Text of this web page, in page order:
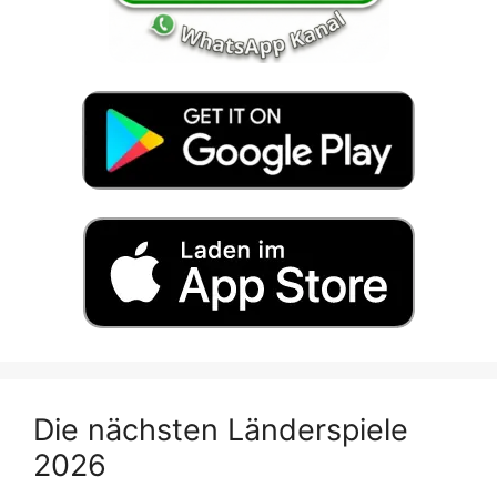
Die nächsten Länderspiele
2026